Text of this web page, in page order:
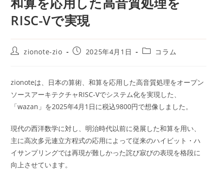
RISC-Vで実現
投
zionote-zio
投
開
日:
2025年4月1日
投
テ
ゴ
リ
ー:
コラム
zionoteは、日本の算術、和算を応用した高音質処理をオープン
ソースアーキテクチャRISC-Vでシステム化を実現した、
「wazan」を2025年4月1日に税込9800円で想像しました。
現代の西洋数学に対し、明治時代以前に発展した和算を用い、
主に高次多元連立方程式の応用によって従来のハイビット・ハ
イサンプリングでは再現が難しかった詫び寂びの表現を格段に
向上させています。